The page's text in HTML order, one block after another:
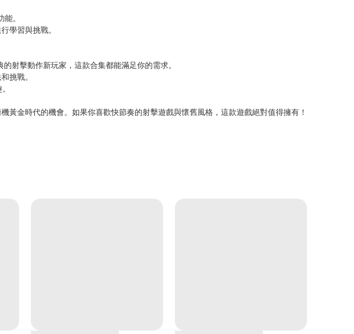
。
學習與挑戰。
射擊動作新玩家，這款合集都能滿足你的需求。
挑戰。
黃金時代的機會。如果你喜歡快節奏的射擊遊戲與懷舊風格，這款遊戲絕對值得擁有！